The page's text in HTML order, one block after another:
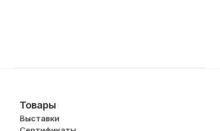
Товары
Выставки